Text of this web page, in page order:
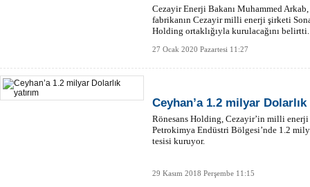
'Jet uçak'
Rus savaş
Cezayir Enerji Bakanı Muhammed
fabrikanın Cezayir milli enerji şirketi
Holding ortaklığıyla kurulacağını belirtti.
27 Ocak 2020 Pazartesi 11:27
Ceyhan’a 1.2 milyar Dolarlık
Rönesans Holding, Cezayir’in milli
Petrokimya Endüstri Bölgesi’nde 1.2
tesisi kuruyor.
29 Kasım 2018 Perşembe 11:15